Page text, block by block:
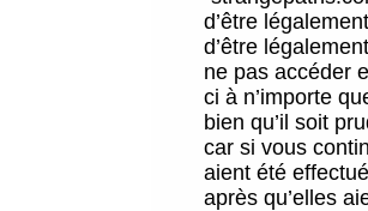
d’être
d’être
ne pas accéder
ci à n’importe
bien qu’il soit
car si vous
aient été
après qu’elles